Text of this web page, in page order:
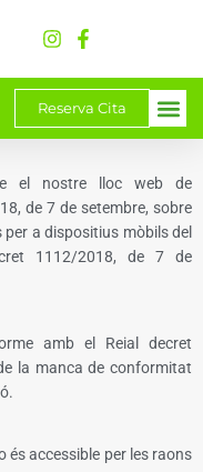
Reserva Cita
el nostre lloc web de
de 7 de setembre, sobre
per a dispositius mòbils del
1112/2018, de 7 de
amb el Reial decret
la manca de conformitat
és accessible per les raons